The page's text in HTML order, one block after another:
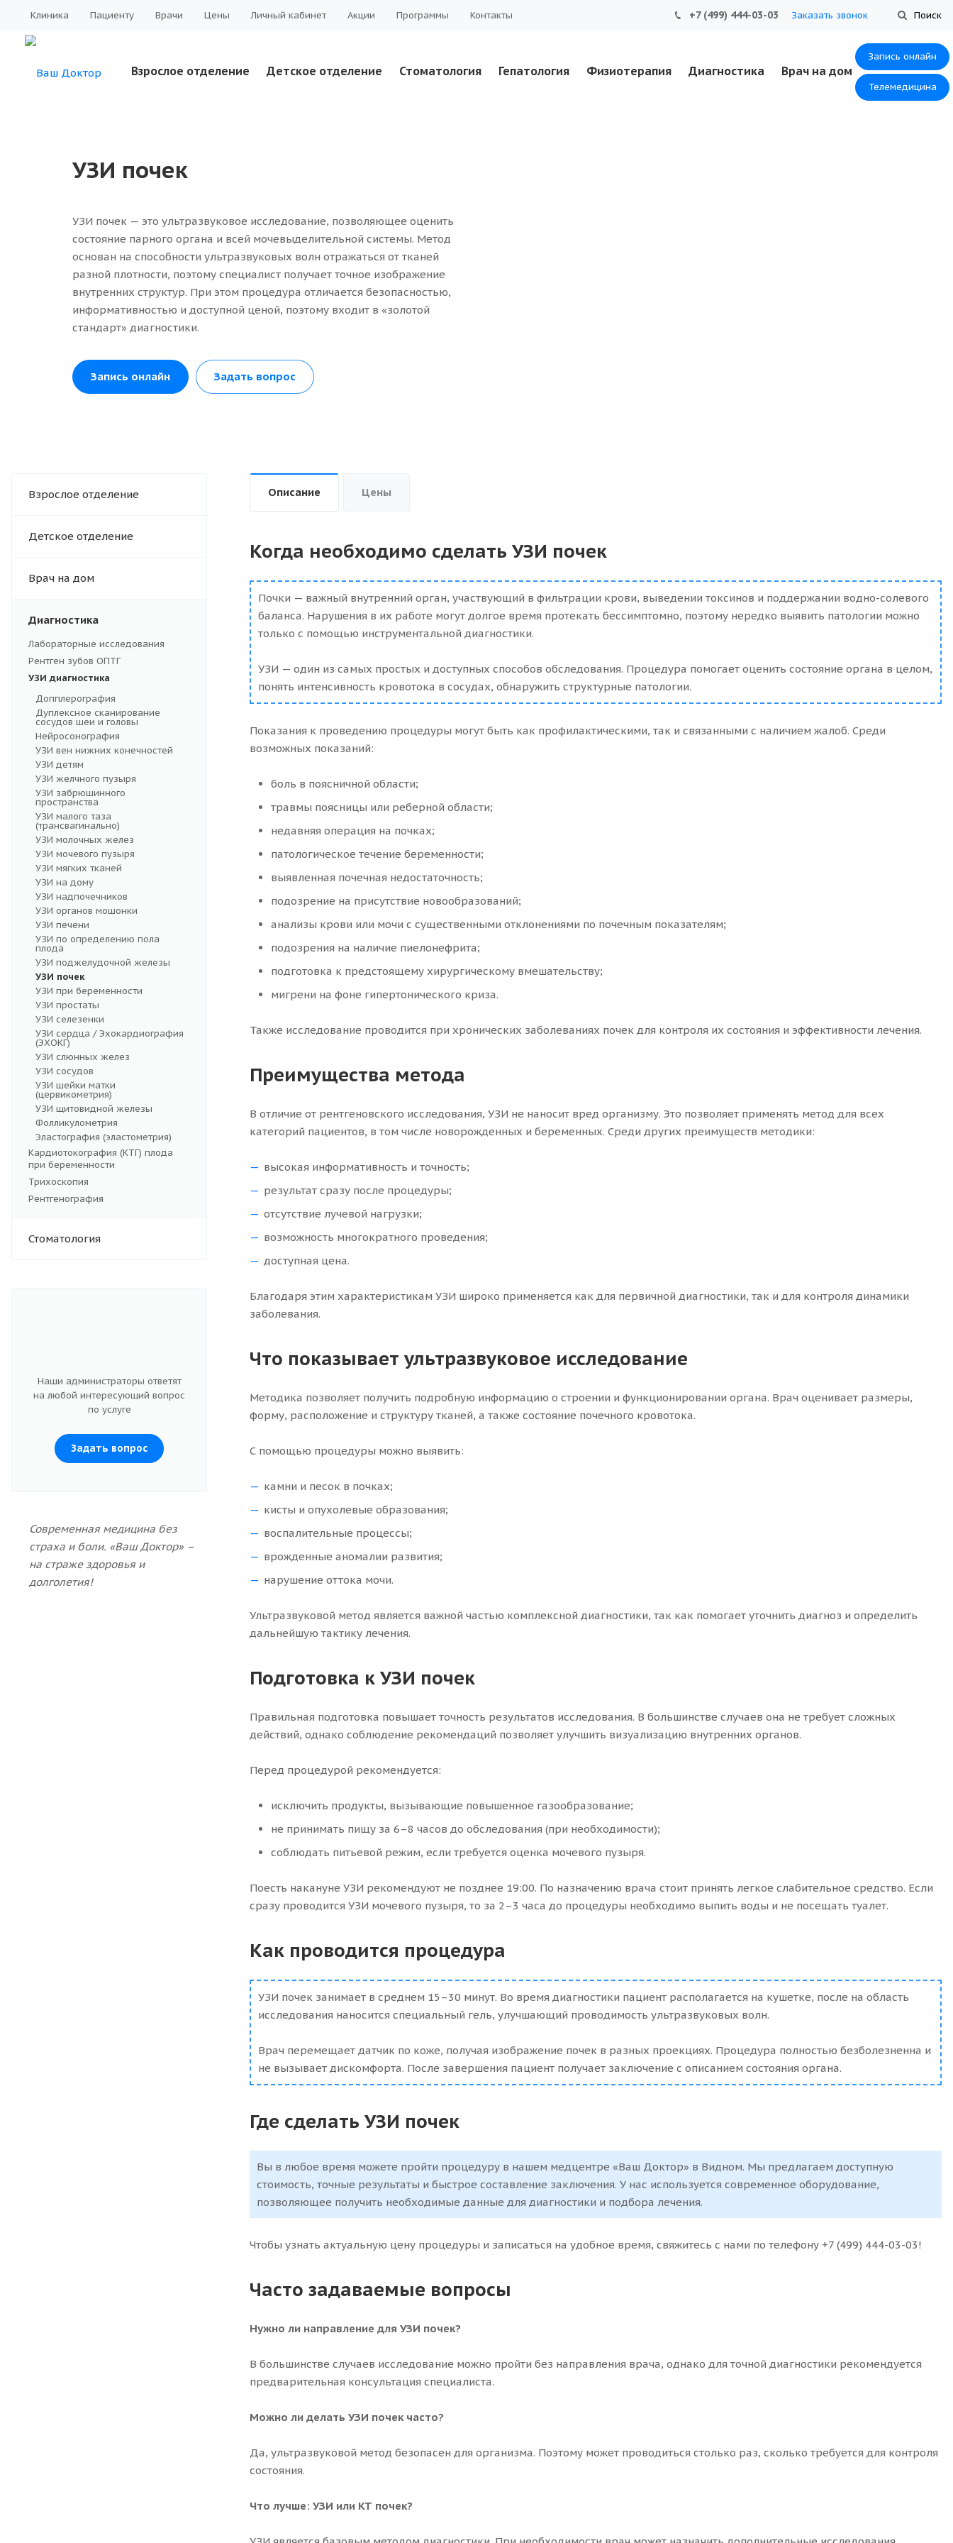
Поиск
Клиника Пациенту Врачи Цены Личный кабинет Акции Программы Контакты +7 (499) 444-03-03 Заказать звонок
Запись онлайн
Телемедицина
Взрослое отделение Детское отделение Стоматология Гепатология Физиотерапия Диагностика Врач на дом
УЗИ почек
УЗИ почек — это ультразвуковое исследование, позволяющее оценить
состояние парного органа и всей мочевыделительной системы. Метод
основан на способности ультразвуковых волн отражаться от тканей
разной плотности, поэтому специалист получает точное изображение
внутренних структур. При этом процедура отличается безопасностью,
информативностью и доступной ценой, поэтому входит в «золотой
стандарт» диагностики.
Запись онлайн Задать вопрос
Взрослое отделение
Детское отделение
Врач на дом
Диагностика
Лабораторные исследования
Рентген зубов ОПТГ
УЗИ диагностика
Допплерография
Дуплексное сканирование
сосудов шеи и головы
Нейросонография
УЗИ вен нижних конечностей
УЗИ детям
УЗИ желчного пузыря
УЗИ забрюшинного
пространства
УЗИ малого таза
(трансвагинально)
УЗИ молочных желез
УЗИ мочевого пузыря
УЗИ мягких тканей
УЗИ на дому
УЗИ надпочечников
УЗИ органов мошонки
УЗИ печени
УЗИ по определению пола
плода
УЗИ поджелудочной железы
УЗИ почек
УЗИ при беременности
УЗИ простаты
УЗИ селезенки
УЗИ сердца / Эхокардиография
(ЭХОКГ)
УЗИ слюнных желез
УЗИ сосудов
УЗИ шейки матки
(цервикометрия)
УЗИ щитовидной железы
Фолликулометрия
Эластография (эластометрия)
Кардиотокография (КТГ) плода
при беременности
Трихоскопия
Рентгенография
Стоматология
Наши администраторы ответят
на любой интересующий вопрос
по услуге
Задать вопрос
Современная медицина без
страха и боли. «Ваш Доктор» –
на страже здоровья и
долголетия!
Описание Цены
Когда необходимо сделать УЗИ почек
Почки — важный внутренний орган, участвующий в фильтрации крови, выведении токсинов и поддержании водно-солевого
баланса. Нарушения в их работе могут долгое время протекать бессимптомно, поэтому нередко выявить патологии можно
только с помощью инструментальной диагностики.
УЗИ — один из самых простых и доступных способов обследования. Процедура помогает оценить состояние органа в целом,
понять интенсивность кровотока в сосудах, обнаружить структурные патологии.
Показания к проведению процедуры могут быть как профилактическими, так и связанными с наличием жалоб. Среди
возможных показаний:
боль в поясничной области;
травмы поясницы или реберной области;
недавняя операция на почках;
патологическое течение беременности;
выявленная почечная недостаточность;
подозрение на присутствие новообразований;
анализы крови или мочи с существенными отклонениями по почечным показателям;
подозрения на наличие пиелонефрита;
подготовка к предстоящему хирургическому вмешательству;
мигрени на фоне гипертонического криза.
Также исследование проводится при хронических заболеваниях почек для контроля их состояния и эффективности лечения.
Преимущества метода
В отличие от рентгеновского исследования, УЗИ не наносит вред организму. Это позволяет применять метод для всех
категорий пациентов, в том числе новорожденных и беременных. Среди других преимуществ методики:
высокая информативность и точность;
результат сразу после процедуры;
отсутствие лучевой нагрузки;
возможность многократного проведения;
доступная цена.
Благодаря этим характеристикам УЗИ широко применяется как для первичной диагностики, так и для контроля динамики
заболевания.
Что показывает ультразвуковое исследование
Методика позволяет получить подробную информацию о строении и функционировании органа. Врач оценивает размеры,
форму, расположение и структуру тканей, а также состояние почечного кровотока.
С помощью процедуры можно выявить:
камни и песок в почках;
кисты и опухолевые образования;
воспалительные процессы;
врожденные аномалии развития;
нарушение оттока мочи.
Ультразвуковой метод является важной частью комплексной диагностики, так как помогает уточнить диагноз и определить
дальнейшую тактику лечения.
Подготовка к УЗИ почек
Правильная подготовка повышает точность результатов исследования. В большинстве случаев она не требует сложных
действий, однако соблюдение рекомендаций позволяет улучшить визуализацию внутренних органов.
Перед процедурой рекомендуется:
исключить продукты, вызывающие повышенное газообразование;
не принимать пищу за 6–8 часов до обследования (при необходимости);
соблюдать питьевой режим, если требуется оценка мочевого пузыря.
Поесть накануне УЗИ рекомендуют не позднее 19:00. По назначению врача стоит принять легкое слабительное средство. Если
сразу проводится УЗИ мочевого пузыря, то за 2–3 часа до процедуры необходимо выпить воды и не посещать туалет.
Как проводится процедура
УЗИ почек занимает в среднем 15–30 минут. Во время диагностики пациент располагается на кушетке, после на область
исследования наносится специальный гель, улучшающий проводимость ультразвуковых волн.
Врач перемещает датчик по коже, получая изображение почек в разных проекциях. Процедура полностью безболезненна и
не вызывает дискомфорта. После завершения пациент получает заключение с описанием состояния органа.
Где сделать УЗИ почек
Вы в любое время можете пройти процедуру в нашем медцентре «Ваш Доктор» в Видном. Мы предлагаем доступную
стоимость, точные результаты и быстрое составление заключения. У нас используется современное оборудование,
позволяющее получить необходимые данные для диагностики и подбора лечения.
Чтобы узнать актуальную цену процедуры и записаться на удобное время, свяжитесь с нами по телефону +7 (499) 444-03-03!
Часто задаваемые вопросы
Нужно ли направление для УЗИ почек?
В большинстве случаев исследование можно пройти без направления врача, однако для точной диагностики рекомендуется
предварительная консультация специалиста.
Можно ли делать УЗИ почек часто?
Да, ультразвуковой метод безопасен для организма. Поэтому может проводиться столько раз, сколько требуется для контроля
состояния.
Что лучше: УЗИ или КТ почек?